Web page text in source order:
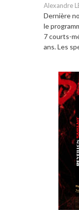
Alexandre
Dernière
le
7 courts-
ans. Les